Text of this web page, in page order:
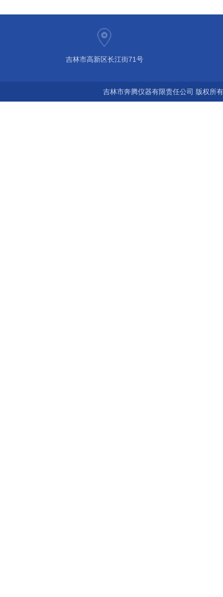
吉林市高新区长江街71号
吉林市奔腾仪器有限责任公司 版权所